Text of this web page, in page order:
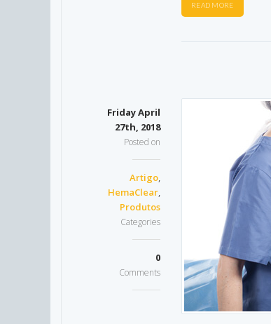
READ MORE
Friday April
27th, 2018
Posted on
Artigo,
HemaClear,
Produtos
Categories
0
Comments